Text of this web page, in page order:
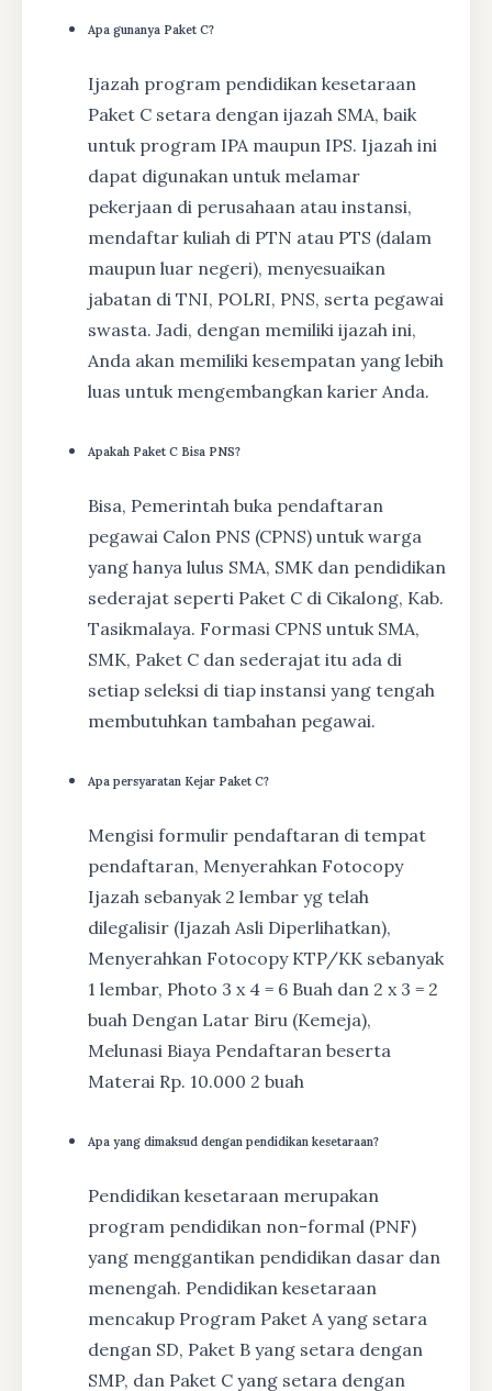
Apa gunanya Paket C?
Ijazah program pendidikan kesetaraan
Paket C setara dengan ijazah SMA, baik
untuk program IPA maupun IPS. Ijazah ini
dapat digunakan untuk melamar
pekerjaan di perusahaan atau instansi,
mendaftar kuliah di PTN atau PTS (dalam
maupun luar negeri), menyesuaikan
jabatan di TNI, POLRI, PNS, serta pegawai
swasta. Jadi, dengan memiliki ijazah ini,
Anda akan memiliki kesempatan yang lebih
luas untuk mengembangkan karier Anda.
Apakah Paket C Bisa PNS?
Bisa, Pemerintah buka pendaftaran
pegawai Calon PNS (CPNS) untuk warga
yang hanya lulus SMA, SMK dan pendidikan
sederajat seperti Paket C di Cikalong, Kab.
Tasikmalaya. Formasi CPNS untuk SMA,
SMK, Paket C dan sederajat itu ada di
setiap seleksi di tiap instansi yang tengah
membutuhkan tambahan pegawai.
Apa persyaratan Kejar Paket C?
Mengisi formulir pendaftaran di tempat
pendaftaran, Menyerahkan Fotocopy
Ijazah sebanyak 2 lembar yg telah
dilegalisir (Ijazah Asli Diperlihatkan),
Menyerahkan Fotocopy KTP/KK sebanyak
1 lembar, Photo 3 x 4 = 6 Buah dan 2 x 3 = 2
buah Dengan Latar Biru (Kemeja),
Melunasi Biaya Pendaftaran beserta
Materai Rp. 10.000 2 buah
Apa yang dimaksud dengan pendidikan kesetaraan?
Pendidikan kesetaraan merupakan
program pendidikan non-formal (PNF)
yang menggantikan pendidikan dasar dan
menengah. Pendidikan kesetaraan
mencakup Program Paket A yang setara
dengan SD, Paket B yang setara dengan
SMP, dan Paket C yang setara dengan